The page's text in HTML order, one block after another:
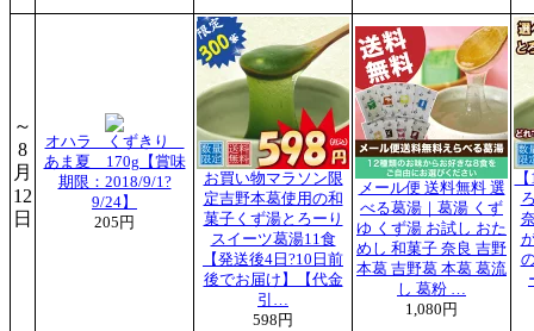
～
8
月
12
日
オハラ くずきり
あま夏 170g【賞味
期限：2018/9/1?
9/24】
205円
お買い物マラソン限
定吉野本葛使用の和
菓子くず湯とろーり
スイーツ葛湯11食
【発送後4日?10日前
後でお届け】【代金
引…
598円
メール便 送料無料 選
べる葛湯｜葛湯 くず
ゆ くず湯 お試し おた
めし 和菓子 奈良 吉野
本葛 吉野葛 本葛 葛流
し 葛粉 …
1,080円